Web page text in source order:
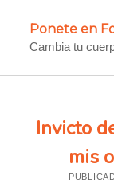
Ponete en
Cambia tu
Invicto
mis